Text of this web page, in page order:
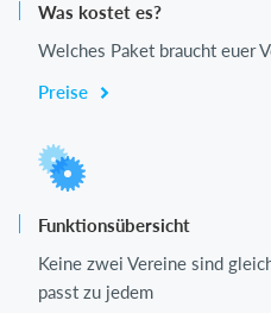
Was kostet es?
Welches Paket braucht euer
Preise
Funktionsübersicht
Keine zwei Vereine sind
passt zu jedem